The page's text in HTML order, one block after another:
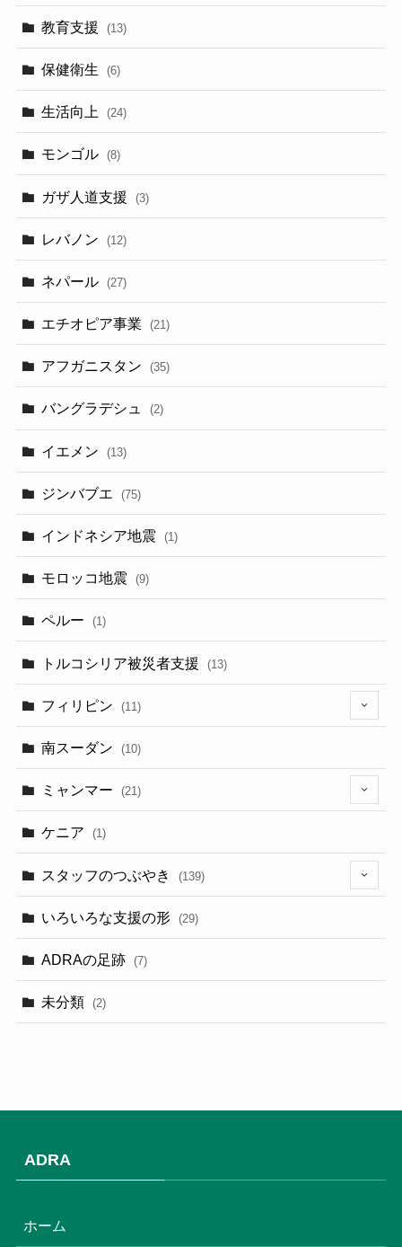
教育支援 (13)
保健衛生 (6)
生活向上 (24)
モンゴル (8)
ガザ人道支援 (3)
レバノン (12)
ネパール (27)
エチオピア事業 (21)
アフガニスタン (35)
バングラデシュ (2)
イエメン (13)
ジンバブエ (75)
インドネシア地震 (1)
モロッコ地震 (9)
ペルー (1)
トルコシリア被災者支援 (13)
フィリピン (11)
南スーダン (10)
ミャンマー (21)
ケニア (1)
スタッフのつぶやき (139)
(3)
(1)
(3)
いろいろな支援の形 (29)
ADRAの足跡 (7)
未分類 (2)
ADRA
ホーム